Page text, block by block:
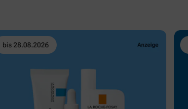
bis 28.08.2026